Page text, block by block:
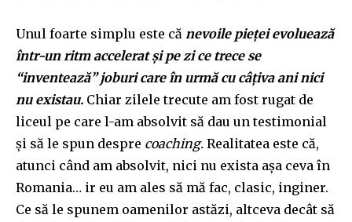
Unul foarte simplu este că nevoile pieței evoluează
într-un ritm accelerat și pe zi ce trece se
“inventează” joburi care în urmă cu câțiva ani nici
nu existau. Chiar zilele trecute am fost rugat de
liceul pe care l-am absolvit să dau un testimonial
și să le spun despre coaching. Realitatea este că,
atunci când am absolvit, nici nu exista așa ceva în
Romania… ir eu am ales să mă fac, clasic, inginer.
Ce să le spunem oamenilor astăzi, altceva decât să